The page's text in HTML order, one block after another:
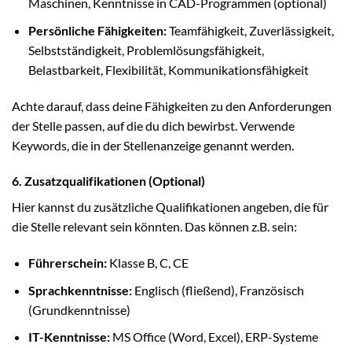
Persönliche Fähigkeiten:Teamfähigkeit, Zuverlässigkeit,
Selbstständigkeit, Problemlösungsfähigkeit,
Belastbarkeit, Flexibilität, Kommunikationsfähigkeit
Achte darauf, dass deine Fähigkeiten zu den Anforderungen
der Stelle passen, auf die du dich bewirbst. Verwende
Keywords, die in der Stellenanzeige genannt werden.
6. Zusatzqualifikationen (Optional)
Hier kannst du zusätzliche Qualifikationen angeben, die für
die Stelle relevant sein könnten. Das können z.B. sein:
Führerschein:Klasse B, C, CE
Sprachkenntnisse:Englisch (fließend), Französisch
(Grundkenntnisse)
IT-Kenntnisse:MS Office (Word, Excel), ERP-Systeme